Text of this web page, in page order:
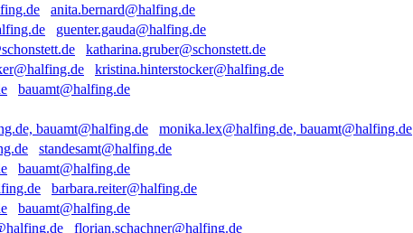
anita.bernard@halfing.de
guenter.gauda@halfing.de
katharina.gruber@schonstett.de
kristina.hinterstocker@halfing.de
bauamt@halfing.de
monika.lex@halfing.de, bauamt@halfing.de
standesamt@halfing.de
bauamt@halfing.de
barbara.reiter@halfing.de
bauamt@halfing.de
florian.schachner@halfing.de